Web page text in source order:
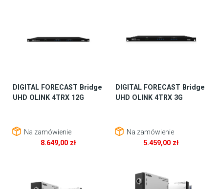
DIGITAL FORECAST Bridge
UHD OLINK 4TRX 12G
Na zamówienie
8.649,00 zł
DIGITAL FORECAST Bridge
UHD OLINK 4TRX 3G
Na zamówienie
5.459,00 zł